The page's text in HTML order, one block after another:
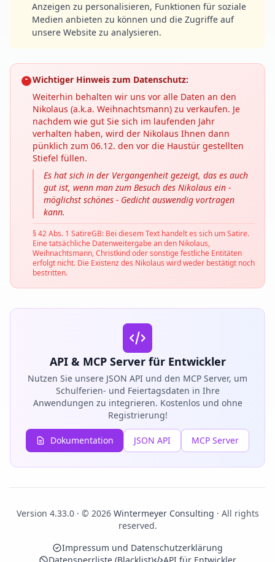
Anzeigen zu personalisieren, Funktionen für soziale
Medien anbieten zu können und die Zugriffe auf
unsere Website zu analysieren.
Wichtiger Hinweis zum Datenschutz:
Weiterhin behalten wir uns vor alle Daten an den
Nikolaus (a.k.a. Weihnachtsmann) zu verkaufen. Je
nachdem wie gut Sie sich im laufenden Jahr
verhalten haben, wird der Nikolaus Ihnen dann
pünklich zum 06.12. den vor die Haustür gestellten
Stiefel füllen.
Es hat sich in der Vergangenheit gezeigt, das es auch
gut ist, wenn man zum Besuch des Nikolaus ein -
möglichst schönes - Gedicht auswendig vortragen
kann.
§ 42 Abs. 1 SatireGB: Bei diesem Text handelt es sich um Satire.
Eine tatsächliche Datenweitergabe an den Nikolaus,
Weihnachtsmann, Christkind oder sonstige festliche Entitäten
erfolgt nicht. Die Existenz des Nikolaus wird weder bestätigt noch
bestritten.
API & MCP Server für Entwickler
Nutzen Sie unsere JSON API und den MCP Server, um
Schulferien- und Feiertagsdaten in Ihre
Anwendungen zu integrieren. Kostenlos und ohne
Registrierung!
Dokumentation JSON API MCP Server
Version 4.33.0 · © 2026 Wintermeyer Consulting · All rights
reserved.
Impressum und Datenschutzerklärung